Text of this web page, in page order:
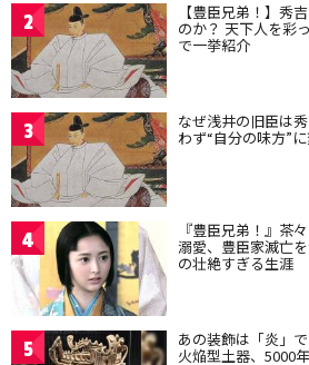
2 【豊臣兄弟！】秀
のか？ 天下人を彩
で一挙紹介
3 なぜ浅井の旧臣は
わず“自分の味方”
4 『豊臣兄弟！』茶
溺愛、豊臣家滅亡
の壮絶すぎる生涯
5 あの装飾は「炎」
火焔型土器、5000